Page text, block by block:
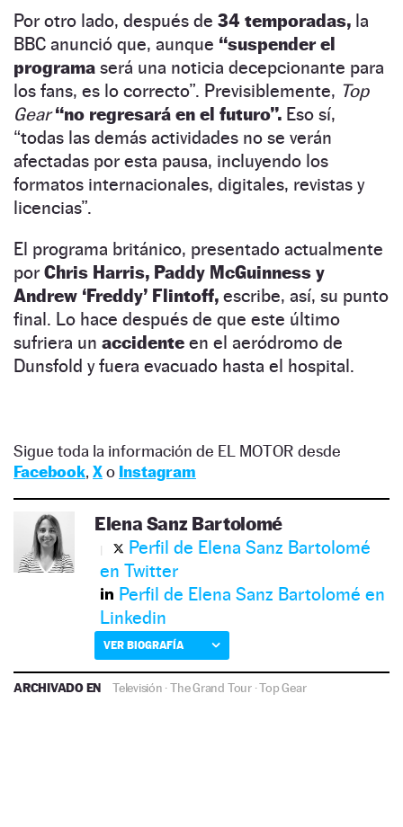
Por otro lado, después de 34 temporadas, la
BBC anunció que, aunque “suspender el
programa será una noticia decepcionante para
los fans, es lo correcto”. Previsiblemente, Top
Gear “no regresará en el futuro”. Eso sí,
“todas las demás actividades no se verán
afectadas por esta pausa, incluyendo los
formatos internacionales, digitales, revistas y
licencias”.
El programa británico, presentado actualmente
por Chris Harris, Paddy McGuinness y
Andrew ‘Freddy’ Flintoff, escribe, así, su punto
final. Lo hace después de que este último
sufriera un accidente en el aeródromo de
Dunsfold y fuera evacuado hasta el hospital.
Sigue toda la información de EL MOTOR desde
Facebook, Xo Instagram
Elena Sanz Bartolomé
Perfil de Elena Sanz Bartolomé
en Twitter
Perfil de Elena Sanz Bartolomé en
Linkedin
VER BIOGRAFÍA
ARCHIVADO EN Televisión ·The Grand Tour·Top Gear